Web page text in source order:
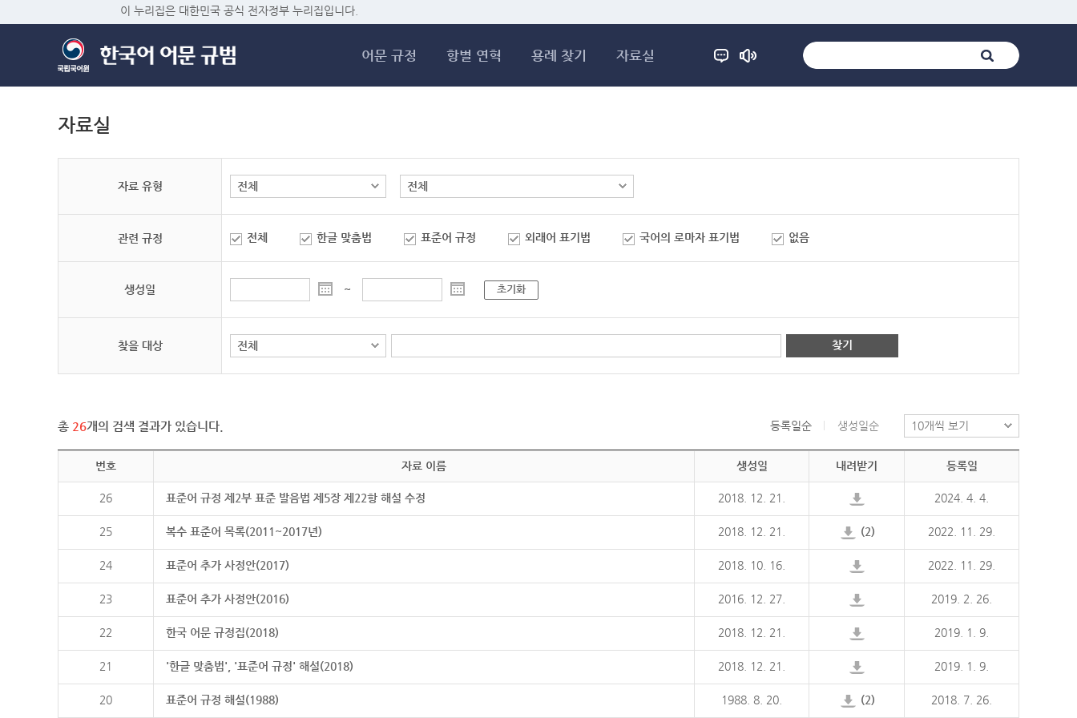
이 누리집은 대한민국 공식 전자정부 누리집입니다.
어문 규정 항별 연혁 용례 찾기 자료실
자료실
자료 유형
관련 규정 전체 한글 맞춤법 표준어 규정 외래어 표기법 국어의 로마자 표기법 없음
생성일 ~ 초기화
찾을 대상 찾기
총 26개의 검색 결과가 있습니다. 등록일순 생성일순
번호 자료 이름 생성일 내려받기 등록일
26 표준어 규정 제2부 표준 발음법 제5장 제22항 해설 수정 2018. 12. 21. 2024. 4. 4.
25 복수 표준어 목록(2011~2017년) 2018. 12. 21. (2) 2022. 11. 29.
24 표준어 추가 사정안(2017) 2018. 10. 16. 2022. 11. 29.
23 표준어 추가 사정안(2016) 2016. 12. 27. 2019. 2. 26.
22 한국 어문 규정집(2018) 2018. 12. 21. 2019. 1. 9.
21 '한글 맞춤법', '표준어 규정' 해설(2018) 2018. 12. 21. 2019. 1. 9.
20 표준어 규정 해설(1988) 1988. 8. 20. (2) 2018. 7. 26.